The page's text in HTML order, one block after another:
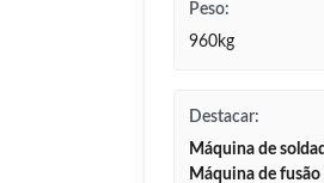
Peso:
960kg
Destacar:
Máquina de
Máquina de